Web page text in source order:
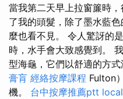
當我第二天早上拉窗簾時
了我的頭髮，除了墨水藍
麼也看不見。 令人驚訝的
時，水手會大致感覺到。
型海龜，它們以舒適的方
膏肓 經絡按摩課程 Fulton
機。 台中按摩推薦ptt